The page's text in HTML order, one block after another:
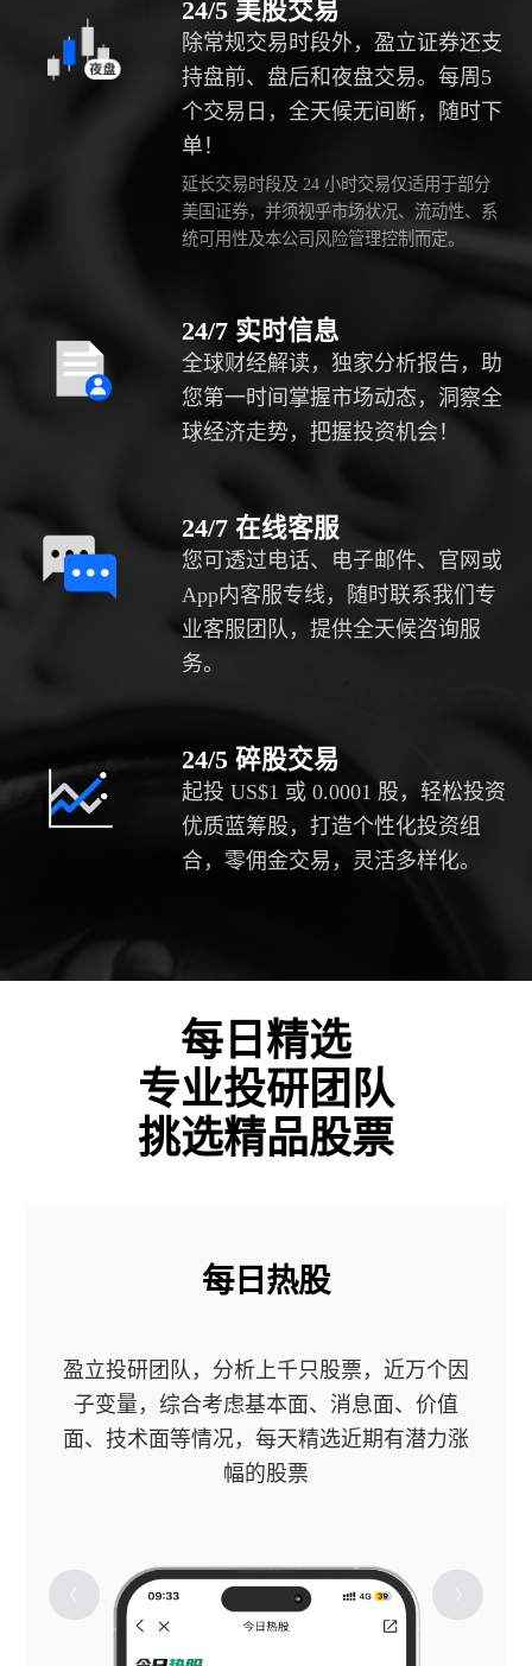
24/5 美股交易
除常规交易时段外，盈立证券还支
持盘前、盘后和夜盘交易。每周5
个交易日，全天候无间断，随时下
单！
延长交易时段及 24 小时交易仅适用于部分
美国证券，并须视乎市场状况、流动性、系
统可用性及本公司风险管理控制而定。
24/7 实时信息
全球财经解读，独家分析报告，助
您第一时间掌握市场动态，洞察全
球经济走势，把握投资机会！
24/7 在线客服
您可透过电话、电子邮件、官网或
App内客服专线，随时联系我们专
业客服团队，提供全天候咨询服
务。
24/5 碎股交易
起投 US$1 或 0.0001 股，轻松投资
优质蓝筹股，打造个性化投资组
合，零佣金交易，灵活多样化。
每日精选
专业投研团队
挑选精品股票
每日热股
盈立投研团队，分析上千只股票，近万个因
子变量，综合考虑基本面、消息面、价值
面、技术面等情况，每天精选近期有潜力涨
幅的股票